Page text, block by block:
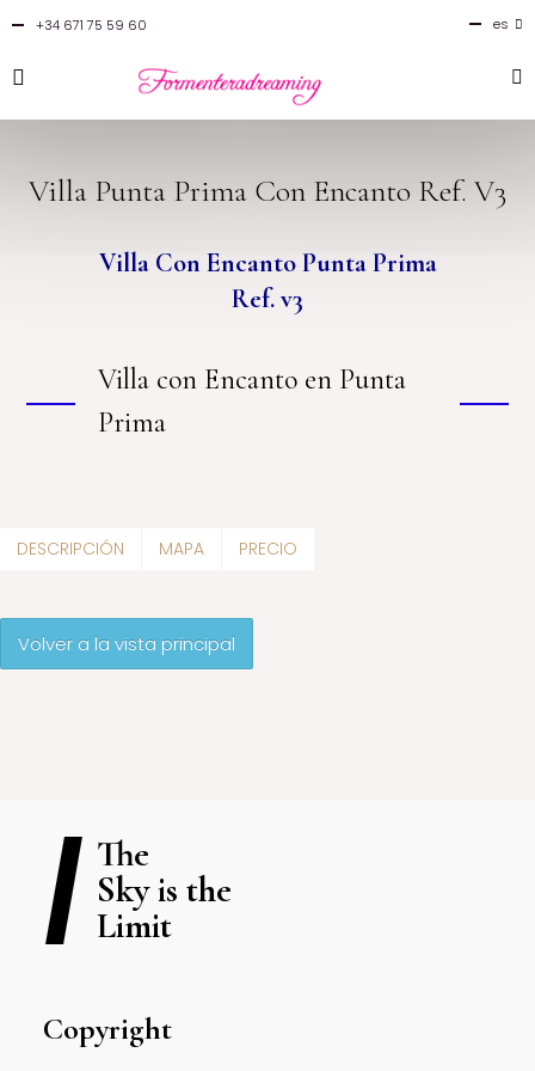
+34 671 75 59 60 es
it
Villa Punta Prima Con Encanto Ref. V3
Villa Con Encanto Punta Prima
Ref. v3
Villa con Encanto en Punta
Prima
DESCRIPCIÓN MAPA PRECIO
Volver a la vista principal
The
Sky is the
Limit
Copyright